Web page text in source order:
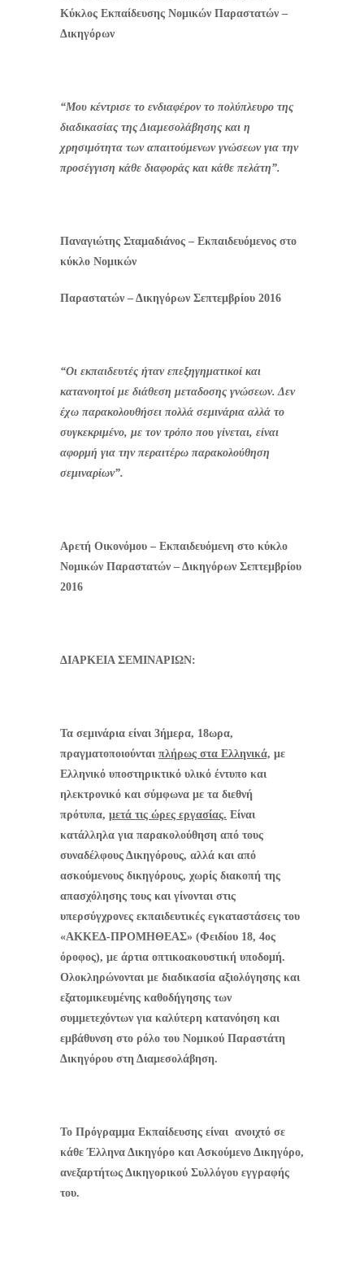
Κύκλος Εκπαίδευσης Νομικών Παραστατών –
Δικηγόρων
“Μου κέντρισε το ενδιαφέρον το πολύπλευρο της
διαδικασίας της Διαμεσολάβησης και η
χρησιμότητα των απαιτούμενων γνώσεων για την
προσέγγιση κάθε διαφοράς και κάθε πελάτη”.
Παναγιώτης Σταμαδιάνος – Εκπαιδευόμενος στο
κύκλο Νομικών
Παραστατών – Δικηγόρων Σεπτεμβρίου 2016
“Οι εκπαιδευτές ήταν επεξηγηματικοί και
κατανοητοί με διάθεση μεταδοσης γνώσεων. Δεν
έχω παρακολουθήσει πολλά σεμινάρια αλλά το
συγκεκριμένο, με τον τρόπο που γίνεται, είναι
αφορμή για την περαιτέρω παρακολούθηση
σεμιναρίων”.
Αρετή Οικονόμου – Εκπαιδευόμενη στο κύκλο
Νομικών Παραστατών – Δικηγόρων Σεπτεμβρίου
2016
ΔΙΑΡΚΕΙΑ ΣΕΜΙΝΑΡΙΩΝ:
Τα σεμινάρια είναι 3ήμερα, 18ωρα,
πραγματοποιούνται πλήρως στα Ελληνικά, με
Ελληνικό υποστηρικτικό υλικό έντυπο και
ηλεκτρονικό και σύμφωνα με τα διεθνή
πρότυπα, μετά τις ώρες εργασίας. Είναι
κατάλληλα για παρακολούθηση από τους
συναδέλφους Δικηγόρους, αλλά και από
ασκούμενους δικηγόρους, χωρίς διακοπή της
απασχόλησης τους και γίνονται στις
υπερσύγχρονες εκπαιδευτικές εγκαταστάσεις του
«ΑΚΚΕΔ-ΠΡΟΜΗΘΕΑΣ» (Φειδίου 18, 4ος
όροφος), με άρτια οπτικοακουστική υποδομή.
Ολοκληρώνονται με διαδικασία αξιολόγησης και
εξατομικευμένης καθοδήγησης των
συμμετεχόντων για καλύτερη κατανόηση και
εμβάθυνση στο ρόλο του Νομικού Παραστάτη
Δικηγόρου στη Διαμεσολάβηση.
Το Πρόγραμμα Εκπαίδευσης είναι ανοιχτό σε
κάθε Έλληνα Δικηγόρο και Ασκούμενο Δικηγόρο,
ανεξαρτήτως Δικηγορικού Συλλόγου εγγραφής
του.